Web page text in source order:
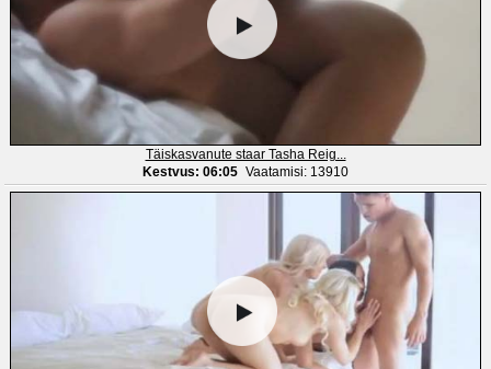
Täiskasvanute staar Tasha Reig...
Kestvus: 06:05 Vaatamisi: 13910